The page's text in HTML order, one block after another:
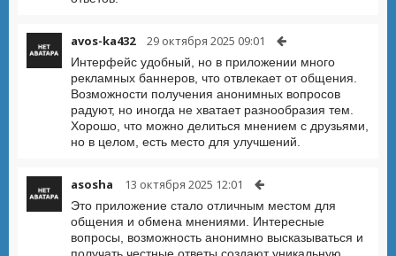
avos-ka432 29 октября 2025 09:01
Интерфейс удобный, но в приложении много
рекламных баннеров, что отвлекает от общения.
Возможности получения анонимных вопросов
радуют, но иногда не хватает разнообразия тем.
Хорошо, что можно делиться мнением с друзьями,
но в целом, есть место для улучшений.
asosha 13 октября 2025 12:01
Это приложение стало отличным местом для
общения и обмена мнениями. Интересные
вопросы, возможность анонимно высказываться и